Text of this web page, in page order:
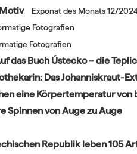
Exponat des Monats 12/
Fotografien
Fotografien
das Buch Ústecko – die
Das Johanniskraut-
eine Körpertemperatur von
Spinnen von Auge zu Auge
Republik leben 105